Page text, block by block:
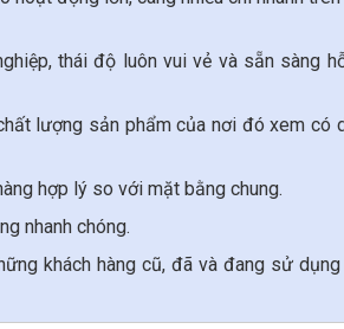
thái độ luôn vui vẻ và sẵn sàng
lượng sản phẩm của nơi đó xem có
hợp lý so với mặt bằng chung.
nhanh chóng.
khách hàng cũ, đã và đang sử